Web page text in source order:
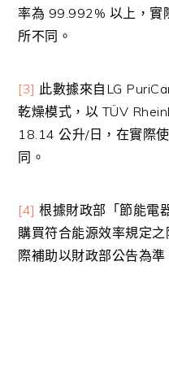
率為 99.992% 以上，實
所不同。
[3] 此數據來自LG
乾燥模式，以 TÜV
18.14 公升/日，在實際
同。
[4] 根據財政部「節能電
購買符合能源效率規定
際補助以財政部公告為準